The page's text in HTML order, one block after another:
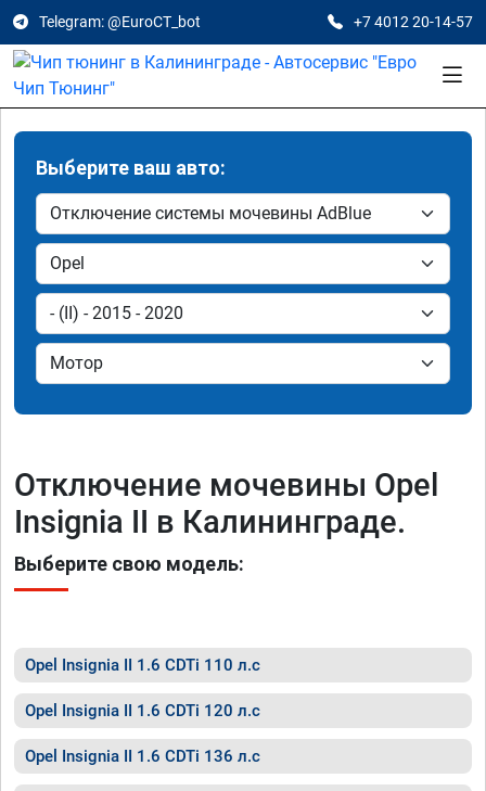
Telegram: @EuroCT_bot +7 4012 20-14-57
Выберите ваш авто:
Отключение мочевины Opel
Insignia II в Калининграде.
Выберите свою модель:
Opel Insignia II 1.6 CDTi 110 л.с
Opel Insignia II 1.6 CDTi 120 л.с
Opel Insignia II 1.6 CDTi 136 л.с